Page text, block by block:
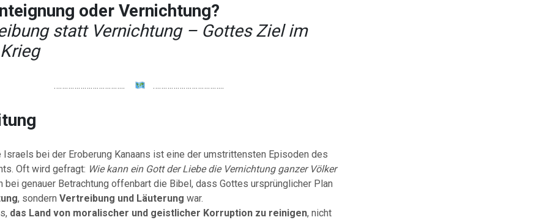
oder Vernichtung?
statt Vernichtung – Gottes Ziel im
…………………………….. ……………………………..
Israels bei der Eroberung Kanaans ist eine der umstrittensten Episoden des
Oft wird gefragt: Wie kann ein Gott der Liebe die Vernichtung ganzer Völker
bei genauer Betrachtung offenbart die Bibel, dass Gottes ursprünglicher Plan
, sondern Vertreibung und Läuterung war.
das Land von moralischer und geistlicher Korruption zu reinigen, nicht